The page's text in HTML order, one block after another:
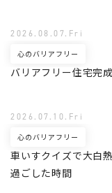
バリアフリー住宅完
心のバリアフリー
2026.08.07.Fri
車いすクイズで大白
過ごした時間
心のバリアフリー
2026.07.10.Fri